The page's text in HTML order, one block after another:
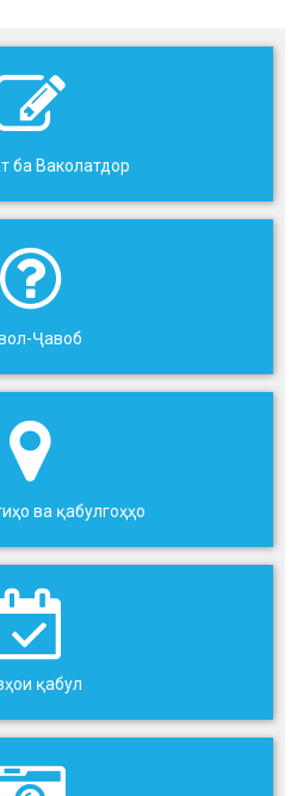
ба Ваколатдор
Ҷавоб
ва қабулгоҳҳо
қабул